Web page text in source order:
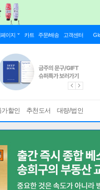
이지 카트 주문/배송 고객센터
가할인 추천도서 대량/법인